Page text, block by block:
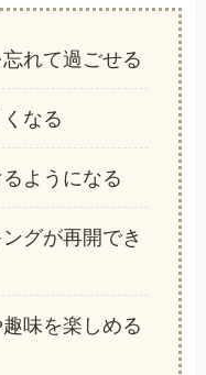
れて過ごせる
なる
ようになる
グが再開でき
味を楽しめる